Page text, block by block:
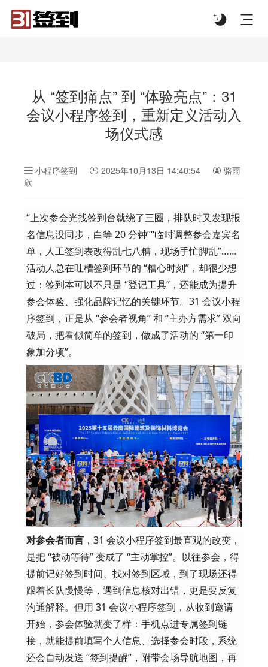
从 “签到痛点” 到 “体验亮点”：31
会议小程序签到，重新定义活动入
场仪式感
小程序签到 2025年10月13日 14:40:54
骆雨
欣
“上次参会光找签到台就绕了三圈，排队时又发现报
名信息没同步，白等 20 分钟”“临时调整参会嘉宾名
单，人工签到表改得乱七八糟，现场手忙脚乱”……
活动人总在吐槽签到环节的 “糟心时刻”，却很少想
过：签到本可以不只是 “登记工具”，还能成为提升
参会体验、强化品牌记忆的关键环节。31 会议小程
序签到，正是从 “参会者视角” 和 “主办方需求” 双向
破局，把看似简单的签到，做成了活动的 “第一印
象加分项”。
对参会者而言 ，31 会议小程序签到最直观的改变，
是把 “被动等待” 变成了 “主动掌控”。以往参会，得
提前记好签到时间、找对签到区域，到了现场还得
跟着长队慢慢等，遇到信息核对出错，更是要反复
沟通解释。但用 31 会议小程序签到，从收到邀请
开始，参会体验就变了样：手机点进专属签到链
接，就能提前填写个人信息、选择参会时段，系统
还会自动发送 “签到提醒”，附带会场导航地图，再